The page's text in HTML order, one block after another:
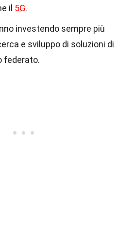
il 5G.
investendo sempre più
e sviluppo di soluzioni di
federato.